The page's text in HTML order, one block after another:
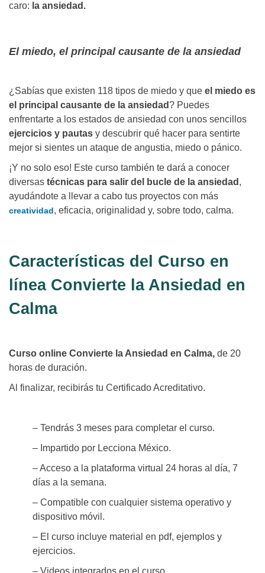
caro: la ansiedad.
El miedo, el principal causante de la ansiedad
¿Sabías que existen 118 tipos de miedo y que el miedo es
el principal causante de la ansiedad? Puedes
enfrentarte a los estados de ansiedad con unos sencillos
ejercicios y pautas y descubrir qué hacer para sentirte
mejor si sientes un ataque de angustia, miedo o pánico.
¡Y no solo eso! Este curso también te dará a conocer
diversas técnicas para salir del bucle de la ansiedad ,
ayudándote a llevar a cabo tus proyectos con más
creatividad, eficacia, originalidad y, sobre todo, calma.
Características del Curso en
línea Convierte la Ansiedad en
Calma
Curso online Convierte la Ansiedad en Calma, de 20
horas de duración.
Al finalizar, recibirás tu Certificado Acreditativo.
– Tendrás 3 meses para completar el curso.
– Impartido por Lecciona México.
– Acceso a la plataforma virtual 24 horas al día, 7
días a la semana.
– Compatible con cualquier sistema operativo y
dispositivo móvil.
– El curso incluye material en pdf, ejemplos y
ejercicios.